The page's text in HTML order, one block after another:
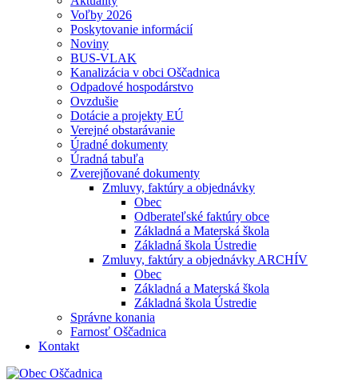
Voľby 2026
Poskytovanie informácií
Noviny
BUS-VLAK
Kanalizácia v obci Oščadnica
Odpadové hospodárstvo
Ovzdušie
Dotácie a projekty EÚ
Verejné obstarávanie
Úradné dokumenty
Úradná tabuľa
Zverejňované dokumenty
Zmluvy, faktúry a objednávky
Obec
Odberateľské faktúry obce
Základná a Materská škola
Základná škola Ústredie
Zmluvy, faktúry a objednávky ARCHÍV
Obec
Základná a Materská škola
Základná škola Ústredie
Správne konania
Farnosť Oščadnica
Kontakt